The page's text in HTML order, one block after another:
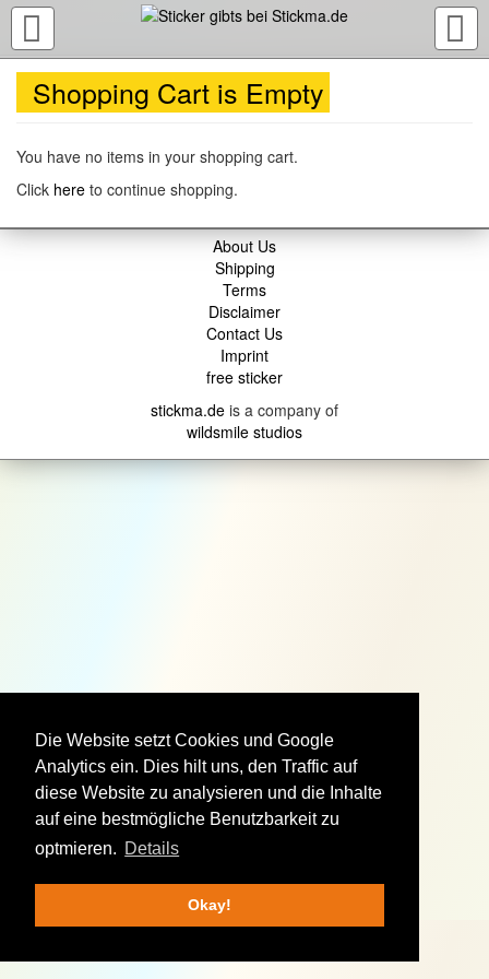
Die Website setzt Cookies und Google
Analytics ein. Dies hilt uns, den Traffic auf
diese Website zu analysieren und die Inhalte
auf eine bestmögliche Benutzbarkeit zu
optmieren. Details
Okay!
TOGGLE
NAVIGATION
Shopping Cart is Empty
You have no items in your shopping cart.
Click here to continue shopping.
About Us
Shipping
Terms
Disclaimer
Contact Us
Imprint
free sticker
stickma.de is a company of
wildsmile studios